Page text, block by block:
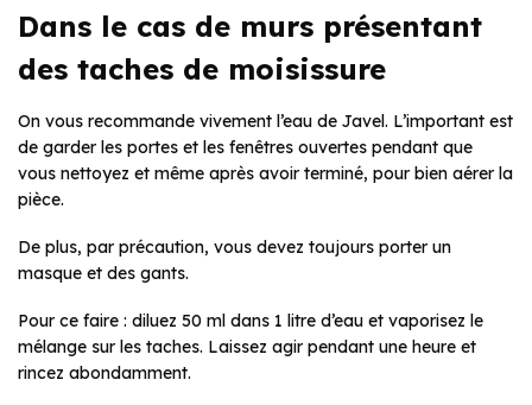
Dans le cas de murs présentant
des taches de moisissure
On vous recommande vivement l’eau de Javel. L’important est
de garder les portes et les fenêtres ouvertes pendant que
vous nettoyez et même après avoir terminé, pour bien aérer la
pièce.
De plus, par précaution, vous devez toujours porter un
masque et des gants.
Pour ce faire : diluez 50 ml dans 1 litre d’eau et vaporisez le
mélange sur les taches. Laissez agir pendant une heure et
rincez abondamment.